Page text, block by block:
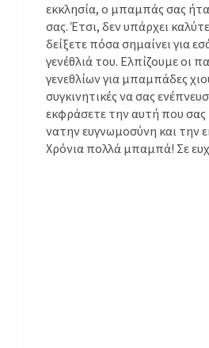
εκκλησία, ο μπαμπάς σας
σας. Έτσι, δεν υπάρχει
δείξετε πόσα σημαίνει για
γενέθλιά του. Ελπίζουμε οι
γενεθλίων για μπαμπάδες
συγκινητικές να σας
εκφράσετε την αυτή που σας
νατην ευγνωμοσύνη και την
Χρόνια πολλά μπαμπά! Σε